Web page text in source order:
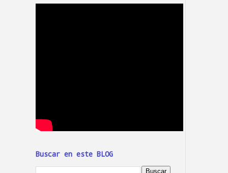
Buscar en este BLOG